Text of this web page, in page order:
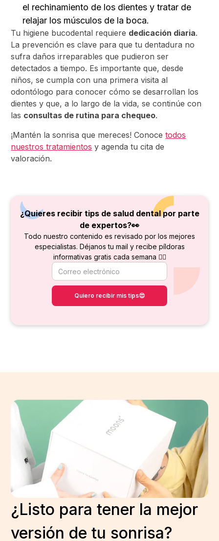
el rechinamiento de los dientes y tratar de
relajar los músculos de la boca.
Tu higiene bucodental requiere dedicación diaria.
La prevención es clave para que tu dentadura no
sufra daños irreparables que pudieron ser
detectados a tiempo. Es importante que, desde
niños, se cumpla con una primera visita al
odontólogo para conocer cómo se desarrollan los
dientes y que, a lo largo de la vida, se continúe con
las consultas de rutina para chequeo.
¡Mantén la sonrisa que mereces! Conocetodos
nuestros tratamientos y agenda tu cita de
valoración.
¿Quieres recibir tips de salud dental por parte
de expertos?👀
Todo nuestro contenido es revisado por los mejores
especialistas. Déjanos tu mail y recibe píldoras
informativas gratis cada semana 👇🏻
¿Listo para tener la mejor
versión de tu sonrisa?